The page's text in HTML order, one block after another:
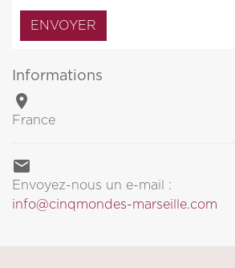
Informations

France

Envoyez-nous un e-mail :
info@cinqmondes-marseille.com